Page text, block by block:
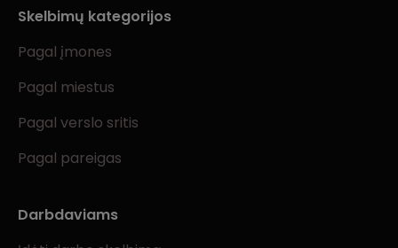
Skelbimų kategorijos
Pagal įmones
Pagal miestus
Pagal verslo sritis
Pagal pareigas
Darbdaviams